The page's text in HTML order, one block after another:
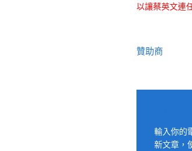
以讓蔡英文連
贊助商
輸入你的
新文章，